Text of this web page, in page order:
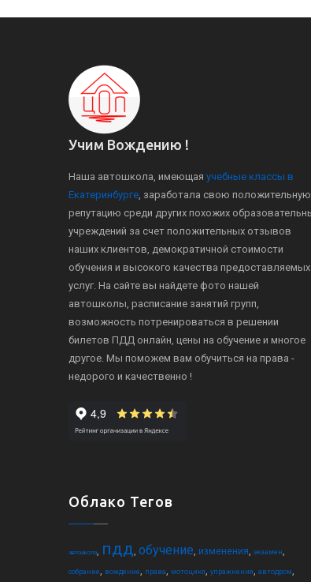
Учим Вождению !
Наша автошкола, имеющая учебные классы в
Екатеринбурге, заработала свою положительную
репутацию среди других похожих
учреждений за счет положительных отзывов
наших клиентов, демократичной стоимости
обучения и высокого качества предоставляемых
услуг. На сайте вы найдете фото нашей
автошколы, расписание занятий групп,
возможность потренироваться в решении
билетов ПДД онлайн, цены на обучение и многое
другое. Мы поможем вам обучиться на права -
недорого и качественно !
Облако Тегов
автошкола, пдд, обучение, изменения, экзамен,
собрание, вождение, права, мотоцикл, упражнения, автодром,